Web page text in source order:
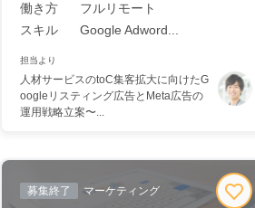
働き方
フルリモート
スキル
Google Adword...
担当より
人材サービスのtoC集客拡大に向けたG
oogleリスティング広告とMeta広告の
運用戦略立案〜...
募集終了 マーケティング